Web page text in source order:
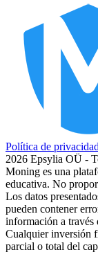
Política de privacidad
2026 Epsylia OÜ -
Moning es una
educativa. No
Los datos
pueden contener
información a través
Cualquier inversión
parcial o total del